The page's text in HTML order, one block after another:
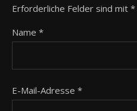
Erforderliche Felder sind mit *
Name *
E-Mail-Adresse *